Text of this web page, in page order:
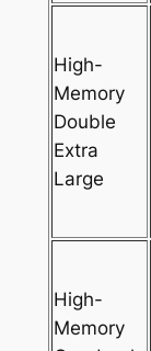
High-
Memory
Double
Extra
Large
High-
Memory